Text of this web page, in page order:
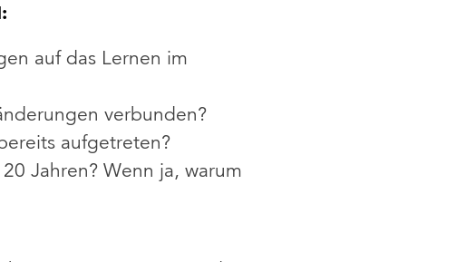
auf das Lernen im
verbunden?
aufgetreten?
Jahren? Wenn ja, warum